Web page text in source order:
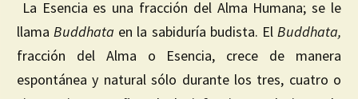
La Esencia es una fracción del Alma Humana; se le
llamaBuddhata en la sabiduría budista. ElBuddhata,
fracción del Alma o Esencia, crece de manera
espontánea y natural sólo durante los tres, cuatro o